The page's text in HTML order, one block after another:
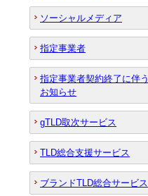
ソーシャルメディア
指定事業者
指定事業者契約終了に伴う
お知らせ
gTLD取次サービス
TLD総合支援サービス
ブランドTLD総合サービス